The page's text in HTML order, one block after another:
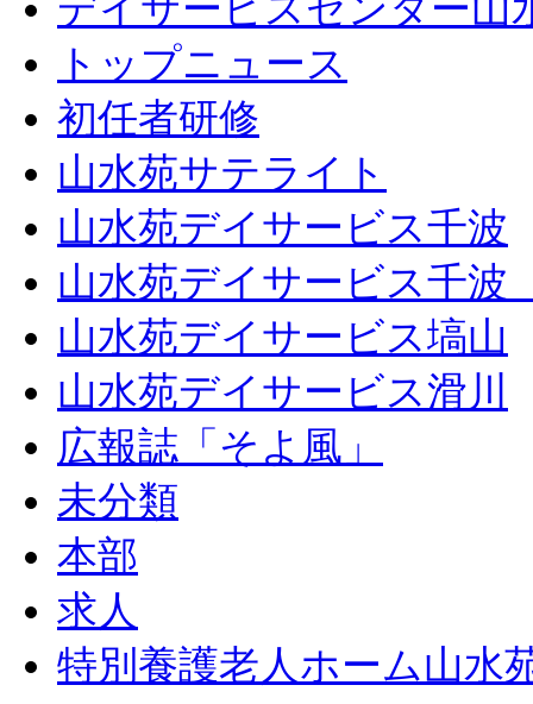
トップニュース
初任者研修
山水苑サテライト
山水苑デイサービス千波
山水苑デイサービス千波
山水苑デイサービス塙山
山水苑デイサービス滑川
広報誌「そよ風」
未分類
本部
求人
特別養護老人ホーム山水